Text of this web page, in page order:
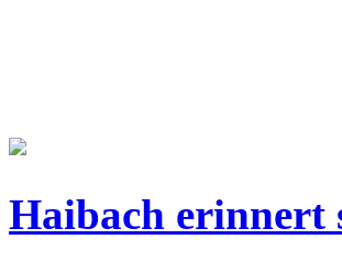
Haibach erinnert